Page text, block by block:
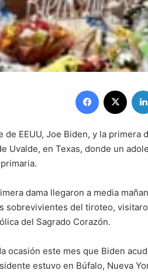
de EEUU, Joe Biden, y la
Uvalde, en Texas, donde un
dama llegaron a media
sobrevivientes del tiroteo,
del Sagrado Corazón.
ocasión este mes que Biden
estuvo en Búfalo, Nueva